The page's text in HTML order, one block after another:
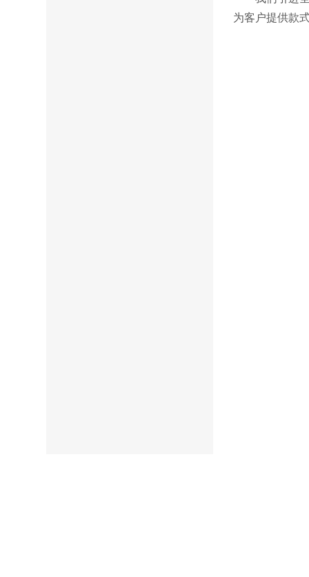
为客户提供款